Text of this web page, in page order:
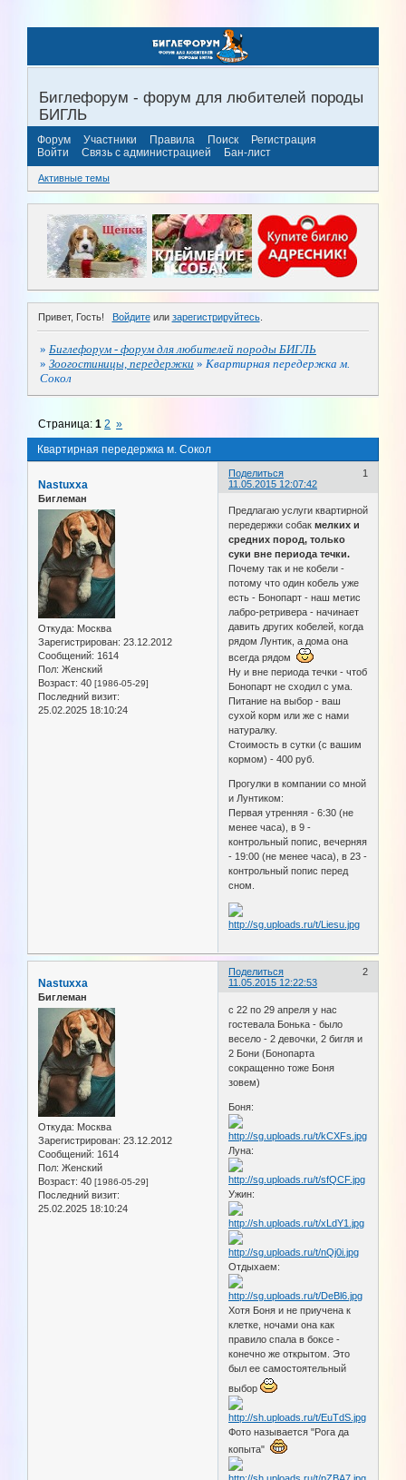
Биглефорум - форум для любителей породы
БИГЛЬ
Форум Участники Правила Поиск
Регистрация
Войти
Связь с администрацией Бан-лист
Активные темы
Привет, Гость! Войдитеили зарегистрируйтесь.
» Биглефорум - форум для любителей породы БИГЛЬ
» Зоогостиницы, передержки » Квартирная передержка м.
Сокол
Квартирная передержка м. Сокол
Страница:1 2 »
Поделиться
1
11.05.2015 12:07:42
Nastuxxa
Биглеман
Откуда: Москва
Зарегистрирован: 23.12.2012
Сообщений: 1614
Пол: Женский
Возраст: 40 [1986-05-29]
Последний визит:
25.02.2025 18:10:24
Предлагаю услуги квартирной
передержки собакмелких и
средних пород, только
суки вне периода течки.
Почему так и не кобели -
потому что один кобель уже
есть - Бонопарт - наш метис
лабро-ретривера - начинает
давить других кобелей, когда
рядом Лунтик, а дома она
всегда рядом
Ну и вне периода течки - чтоб
Бонопарт не сходил с ума.
Питание на выбор - ваш
сухой корм или же с нами
натуралку.
Стоимость в сутки (с вашим
кормом) - 400 руб.
Прогулки в компании со мной
и Лунтиком:
Первая утренняя - 6:30 (не
менее часа), в 9 -
контрольный попис, вечерняя
- 19:00 (не менее часа), в 23 -
контрольный попис перед
сном.
Поделиться
2
11.05.2015 12:22:53
Nastuxxa
Биглеман
Откуда: Москва
Зарегистрирован: 23.12.2012
Сообщений: 1614
Пол: Женский
Возраст: 40 [1986-05-29]
Последний визит:
25.02.2025 18:10:24
с 22 по 29 апреля у нас
гостевала Бонька - было
весело - 2 девочки, 2 бигля и
2 Бони (Бонопарта
сокращенно тоже Боня
зовем)
Боня:
Луна:
Ужин:
Отдыхаем:
Хотя Боня и не приучена к
клетке, ночами она как
правило спала в боксе -
конечно же открытом. Это
был ее самостоятельный
выбор
Фото называется "Рога да
копыта"